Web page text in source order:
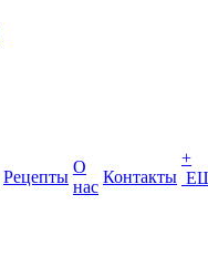
Рецепты
О
нас
Контакты
+